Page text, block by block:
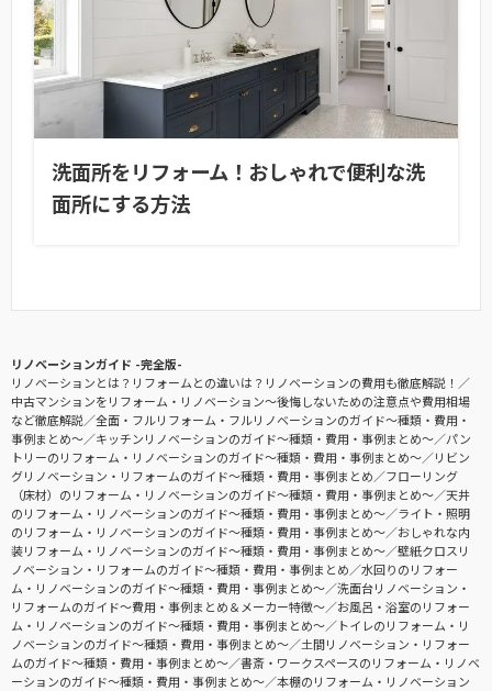
洗面所をリフォーム！おしゃれで便利な洗
面所にする方法
リノベーションガイド -完全版-
リノベーションとは？リフォームとの違いは？リノベーションの費用も徹底解説！
中古マンションをリフォーム・リノベーション〜後悔しないための注意点や費用相場
など徹底解説
全面・フルリフォーム・フルリノベーションのガイド〜種類・費用・
事例まとめ〜
キッチンリノベーションのガイド〜種類・費用・事例まとめ〜
パン
トリーのリフォーム・リノベーションのガイド〜種類・費用・事例まとめ〜
リビン
グリノベーション・リフォームのガイド〜種類・費用・事例まとめ
フローリング
（床材）のリフォーム・リノベーションのガイド〜種類・費用・事例まとめ〜
天井
のリフォーム・リノベーションのガイド〜種類・費用・事例まとめ〜
ライト・照明
のリフォーム・リノベーションのガイド〜種類・費用・事例まとめ〜
おしゃれな内
装リフォーム・リノベーションのガイド〜種類・費用・事例まとめ〜
壁紙クロスリ
ノベーション・リフォームのガイド〜種類・費用・事例まとめ
水回りのリフォー
ム・リノベーションのガイド〜種類・費用・事例まとめ〜
洗面台リノベーション・
リフォームのガイド〜費用・事例まとめ＆メーカー特徴〜
お風呂・浴室のリフォー
ム・リノベーションのガイド〜種類・費用・事例まとめ〜
トイレのリフォーム・リ
ノベーションのガイド〜種類・費用・事例まとめ〜
土間リノベーション・リフォー
ムのガイド〜種類・費用・事例まとめ〜
書斎・ワークスペースのリフォーム・リノベ
ーションのガイド〜種類・費用・事例まとめ〜
本棚のリフォーム・リノベーション